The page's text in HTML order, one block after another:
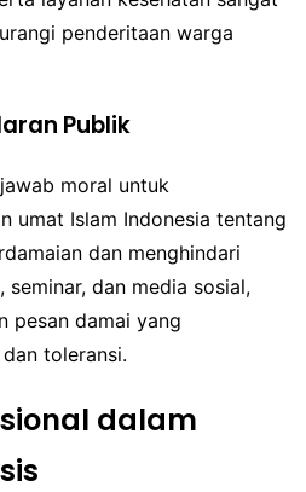
penderitaan warga
Publik
moral untuk
umat Islam Indonesia tentang
dan menghindari
dan media sosial,
pesan damai yang
toleransi.
dalam